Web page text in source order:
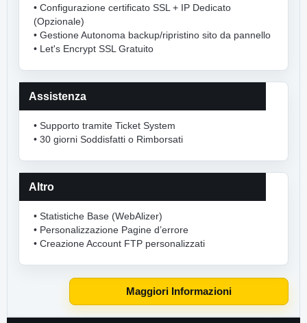
• Configurazione certificato SSL + IP Dedicato
(Opzionale)
• Gestione Autonoma backup/ripristino sito da pannello
• Let's Encrypt SSL Gratuito
Assistenza
• Supporto tramite Ticket System
• 30 giorni Soddisfatti o Rimborsati
Altro
• Statistiche Base (WebAlizer)
• Personalizzazione Pagine d’errore
• Creazione Account FTP personalizzati
Maggiori Informazioni